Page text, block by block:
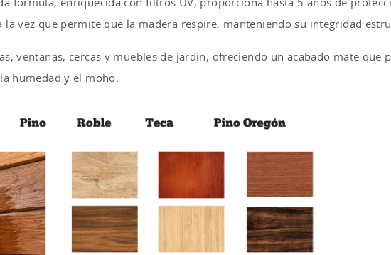
vez que permite que la madera respire, manteniendo su integridad
ventanas, cercas y muebles de jardín, ofreciendo un acabado mate que
humedad y el moho.